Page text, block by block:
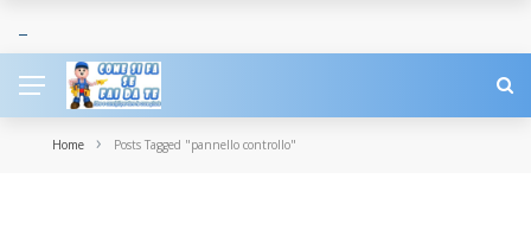
Home › Posts Tagged "pannello controllo"